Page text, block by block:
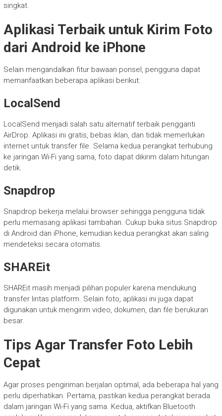
singkat.
Aplikasi Terbaik untuk Kirim Foto
dari Android ke iPhone
Selain mengandalkan fitur bawaan ponsel, pengguna dapat
memanfaatkan beberapa aplikasi berikut:
LocalSend
LocalSend menjadi salah satu alternatif terbaik pengganti
AirDrop. Aplikasi ini gratis, bebas iklan, dan tidak memerlukan
internet untuk transfer file. Selama kedua perangkat terhubung
ke jaringan Wi-Fi yang sama, foto dapat dikirim dalam hitungan
detik.
Snapdrop
Snapdrop bekerja melalui browser sehingga pengguna tidak
perlu memasang aplikasi tambahan. Cukup buka situs Snapdrop
di Android dan iPhone, kemudian kedua perangkat akan saling
mendeteksi secara otomatis.
SHAREit
SHAREit masih menjadi pilihan populer karena mendukung
transfer lintas platform. Selain foto, aplikasi ini juga dapat
digunakan untuk mengirim video, dokumen, dan file berukuran
besar.
Tips Agar Transfer Foto Lebih
Cepat
Agar proses pengiriman berjalan optimal, ada beberapa hal yang
perlu diperhatikan. Pertama, pastikan kedua perangkat berada
dalam jaringan Wi-Fi yang sama. Kedua, aktifkan Bluetooth